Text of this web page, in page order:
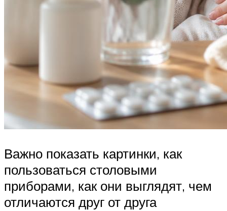
Важно показать картинки, как
пользоваться столовыми
приборами, как они выглядят, чем
отличаются друг от друга